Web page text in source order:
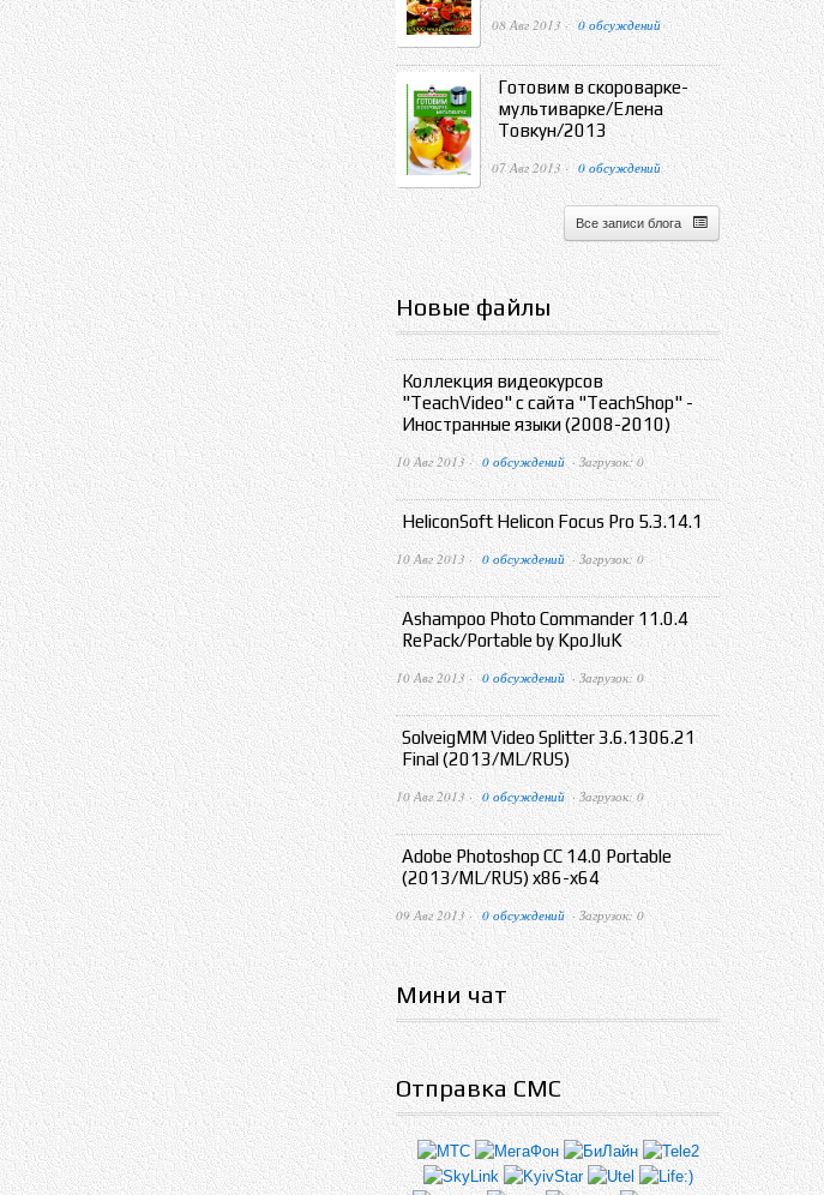
08 Авг 2013 · 0 обсуждений
Готовим в скороварке-
мультиварке/Елена
Товкун/2013
07 Авг 2013 · 0 обсуждений
Все записи блога
Новые файлы
Коллекция видеокурсов
"TeachVideo" с сайта "TeachShop" -
Иностранные языки (2008-2010)
10 Авг 2013 · 0 обсуждений · Загрузок: 0
HeliconSoft Helicon Focus Pro 5.3.14.1
10 Авг 2013 · 0 обсуждений · Загрузок: 0
Ashampoo Photo Commander 11.0.4
RePack/Portable by KpoJIuK
10 Авг 2013 · 0 обсуждений · Загрузок: 0
SolveigMM Video Splitter 3.6.1306.21
Final (2013/ML/RUS)
10 Авг 2013 · 0 обсуждений · Загрузок: 0
Adobe Photoshop CC 14.0 Portable
(2013/ML/RUS) x86-x64
09 Авг 2013 · 0 обсуждений · Загрузок: 0
Мини чат
Отправка СМС